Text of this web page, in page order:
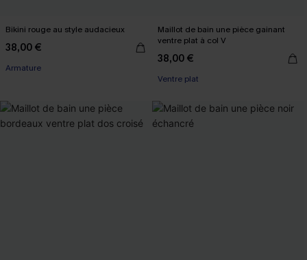
Bikini rouge au style audacieux
38,00 €
Armature
Maillot de bain une pièce gainant
ventre plat à col V
38,00 €
Ventre plat